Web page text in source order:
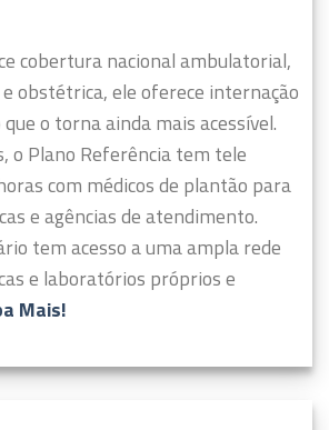
cobertura nacional ambulatorial,
obstétrica, ele oferece internação
o torna ainda mais acessível.
o Plano Referência tem tele
com médicos de plantão para
e agências de atendimento.
tem acesso a uma ampla rede
e laboratórios próprios e
Mais!